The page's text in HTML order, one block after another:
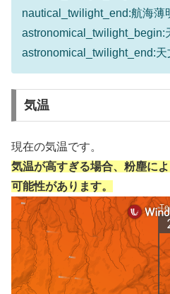
nautical_twilight_end:航海薄
astronomical_twilight_begin:
astronomical_twilight_end:天
気温
現在の気温です。
気温が高すぎる場合、粉塵に
可能性があります。